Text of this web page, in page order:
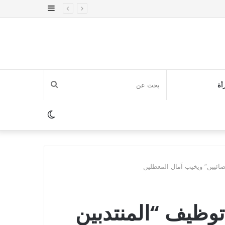
إضافة
بحث
عنالوضع
المظلم
ويخيب آمال المعطلين
توظيف “المنتدبين